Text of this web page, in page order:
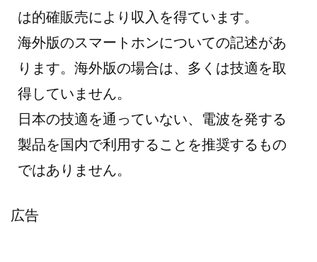
は的確販売により収入を得ています。
海外版のスマートホンについての記述があ
ります。海外版の場合は、多くは技適を取
得していません。
日本の技適を通っていない、電波を発する
製品を国内で利用することを推奨するもの
ではありません。
広告